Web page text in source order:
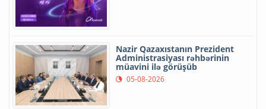
Nazir Qazaxıstanın Prezident
Administrasiyası rəhbərinin
müavini ilə görüşüb
05-08-2026